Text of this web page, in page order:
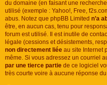
du domaine (en faisant une
utilisé (exemple : Yahoo!, Free,
abus. Notez que phpBB Limited n’a
être, en aucun cas, tenu pour
forum est utilisé. Il est inutile de
légale (cessions et désistements,
non directement liée au site Internet
même. Si vous adressez un courriel
par une tierce partie de ce logiciel
très courte voire à aucune réponse